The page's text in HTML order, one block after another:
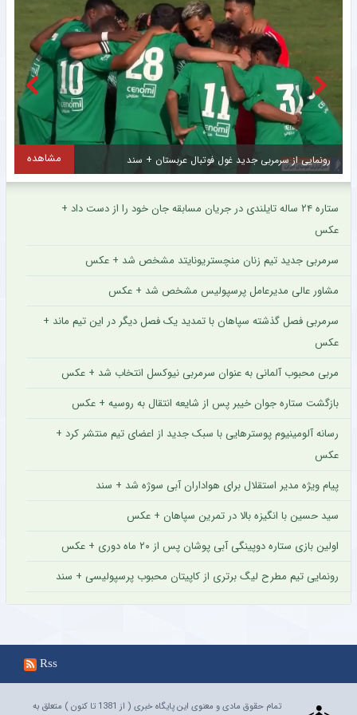
مشاهده
ستاره ۲۴ ساله تایلندی در جریان مسابقه جان خود را از دست داد +
عکس
سرمربی جدید تیم زنان منچستریونایتد مشخص شد + عکس
مشاور عالی مدیرعامل پرسپولیس مشخص شد + عکس
سرمربی فصل گذشته سپاهان با تمدید یک فصل دیگر در این تیم ماند +
عکس
مربی محبوب آلمانی به عنوان سرمربی نیوکسل انتخاب شد + عکس
بازگشت ستاره جوان خیبر پس از شایعه انتقال به روسیه + عکس
رسانه آلومینیوم پوسترهایی با سبک جدید از اعضای تیم منتشر کرد +
عکس
پیام ویژه مدیر استقلال برای هواداران آبی سوژه شد + سند
سید حسین با انگیزه بالا در تمرین سپاهان + عکس
اولین بازی ستاره دوپینگی آبی پوشان پس از ۲۰ ماه دوری + عکس
رونمایی تیم مطرح لیگ برتری از کاپیتان محبوب پرسپولیسی + سند
Rss
تمام حقوق مادی و معنوی این پایگاه خبری ( از 1381 تا کنون ) متعلق به